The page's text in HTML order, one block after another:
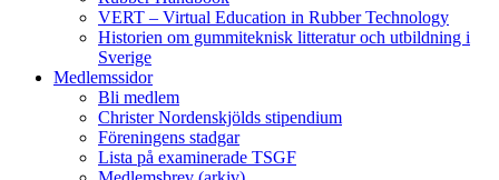
VERT – Virtual Education in Rubber Technology
Historien om gummiteknisk litteratur och utbildning i
Sverige
Medlemssidor
Bli medlem
Christer Nordenskjölds stipendium
Föreningens stadgar
Lista på examinerade TSGF